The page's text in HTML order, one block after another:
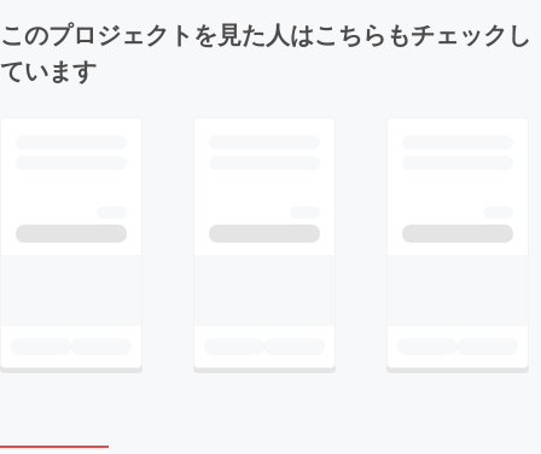
このプロジェクトを見た人はこちらもチェックし
ています